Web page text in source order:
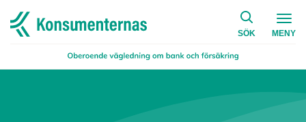
Navigera till startsidan
SÖK
på
MENY